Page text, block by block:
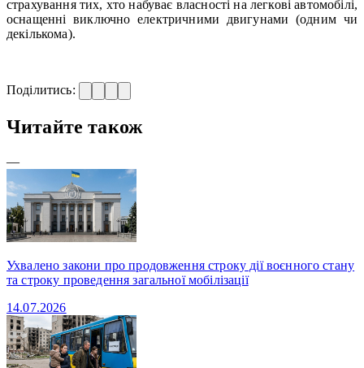
страхування тих, хто набуває власності на легкові автомобілі,
оснащенні виключно електричними двигунами (одним чи
декількома).
Поділитись:
Читайте також
—
Ухвалено закони про продовження строку дії воєнного стану
та строку проведення загальної мобілізації
14.07.2026